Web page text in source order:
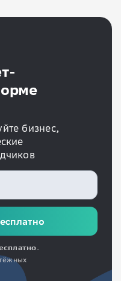
бизнес,
.